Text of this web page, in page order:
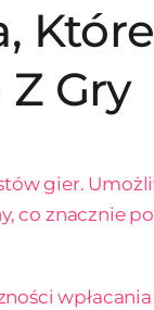
Które
Gry
gier.
co znacznie